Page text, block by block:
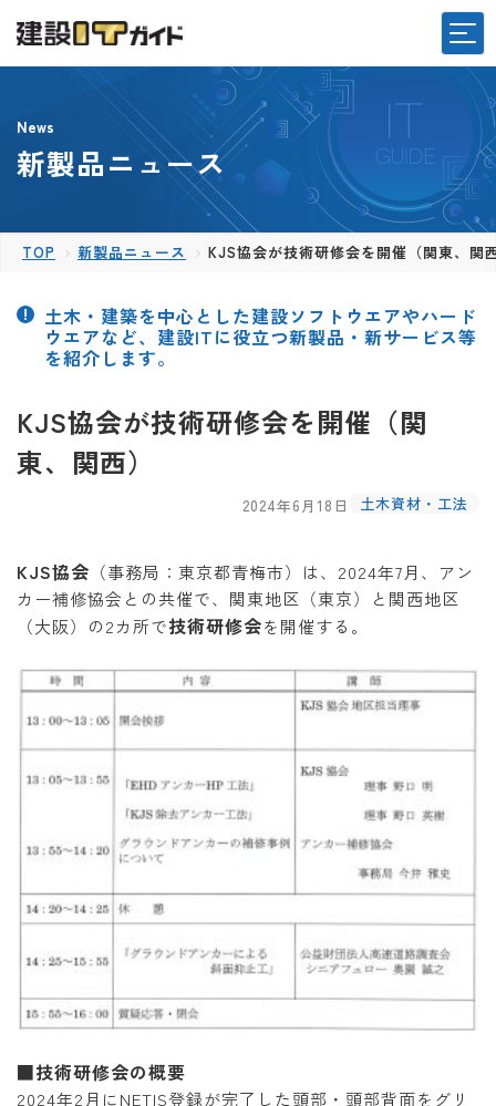
News
新製品ニュース
TOP 新製品ニュース KJS協会が技術研修会を開催（関東、関
土木・建築を中心とした建設ソフトウエアやハード
ウエアなど、建設ITに役立つ新製品・新サービス等
を紹介します。
KJS協会が技術研修会を開催（関
東、関西）
2024年6月18日 土木資材・工法
KJS協会 （事務局：東京都青梅市）は、2024年7月、アン
カー補修協会との共催で、関東地区（東京）と関西地区
（大阪）の2カ所で技術研修会を開催する。
■技術研修会の概要
2024年2月にNETIS登録が完了した頭部・頭部背面をグリ